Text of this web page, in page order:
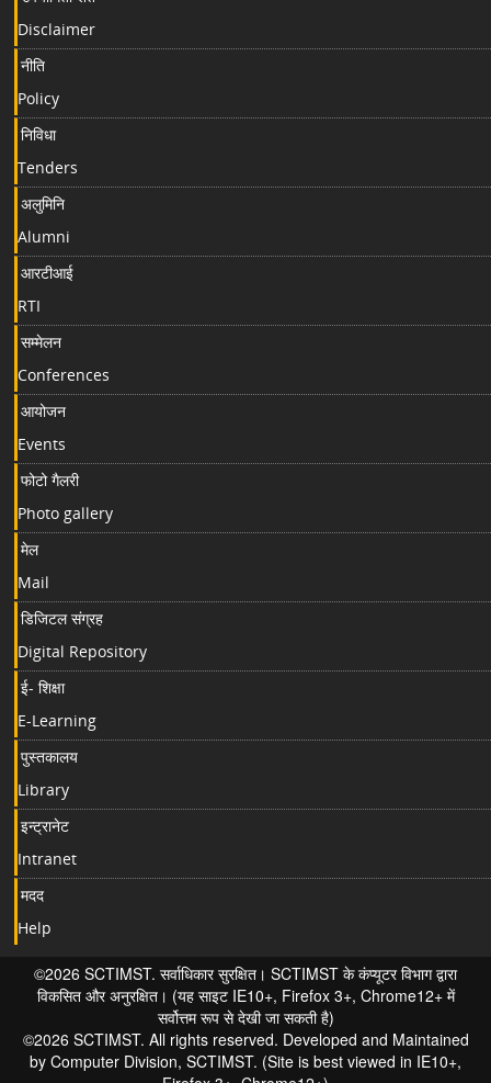
Disclaimer
नीति
Policy
निविधा
Tenders
अलुमिनि
Alumni
आरटीआई
RTI
सम्मेलन
Conferences
आयोजन
Events
फोटो गैलरी
Photo gallery
मेल
Mail
डिजिटल संग्रह
Digital Repository
ई- शिक्षा
E-Learning
पुस्तकालय
Library
इन्ट्रानेट
Intranet
मदद
Help
©2026 SCTIMST. सर्वाधिकार सुरक्षित। SCTIMST के कंप्यूटर विभाग द्वारा
विकसित और अनुरक्षित। (यह साइट IE10+, Firefox 3+, Chrome12+ में
सर्वोत्तम रूप से देखी जा सकती है)
©2026 SCTIMST. All rights reserved. Developed and Maintained
by Computer Division, SCTIMST. (Site is best viewed in IE10+,